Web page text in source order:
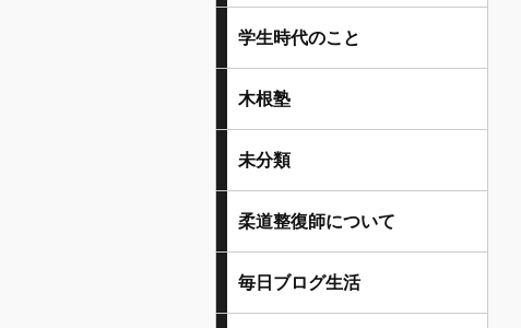
学生時代のこと
木根塾
未分類
柔道整復師について
毎日ブログ生活